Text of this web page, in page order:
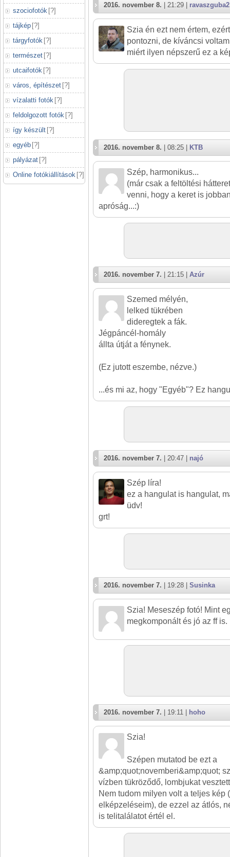
szociofotók [?]
tájkép [?]
tárgyfotók [?]
természet [?]
utcaifotók [?]
város, építészet [?]
vízalatti fotók [?]
feldolgozott fotók [?]
így készült [?]
egyéb [?]
pályázat [?]
Online fotókiállítások [?]
2016. november 8. | 21:29 | ravaszguba2
Szia én ezt nem értem,
pontozni, de kíváncsi
miért ilyen népszerű ez a
2016. november 8. | 08:25 | KTB
Szép, harmonikus...
(már csak a feltöltési
venni, hogy a keret is
apróság...:)
2016. november 7. | 21:15 | Azúr
Szemed mélyén,
lelked tükrében
dideregtek a fák.
Jégpáncél-homály
állta útját a fénynek.
(Ez jutott eszembe, nézve.)
...és mi az, hogy "Egyéb"? Ez
2016. november 7. | 20:47 | najó
Szép líra!
ez a hangulat is hangulat,
üdv!
grt!
2016. november 7. | 19:28 | Susinka
Szia! Meseszép fotó! Mint
megkomponált és jó az ff is.
2016. november 7. | 19:11 | hoho
Szia!
Szépen mutatod be ezt a
&amp;quot;novemberi&amp;quot;
vízben tükröződő, lombjukat
Nem tudom milyen volt a teljes kép
elképzeléseim), de ezzel az átlós,
is telitalálatot értél el.